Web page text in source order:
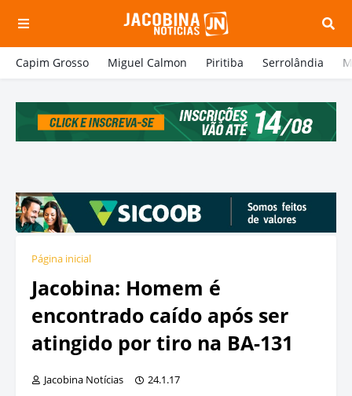
Capim Grosso Miguel Calmon Piritiba Serrolândia
Página inicial
Jacobina: Homem é
encontrado caído após ser
atingido por tiro na BA-131
Jacobina Notícias 24.1.17